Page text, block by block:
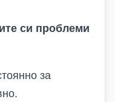
си проблеми
за